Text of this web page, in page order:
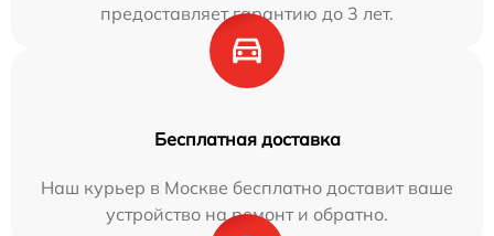
предоставляет гарантию до 3 лет.
Бесплатная доставка
Наш курьер в Москве бесплатно доставит ваше
устройство на ремонт и обратно.